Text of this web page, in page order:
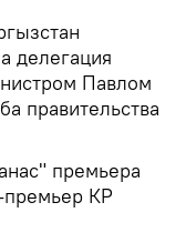
делегация
Павлом
правительства
премьера
КР